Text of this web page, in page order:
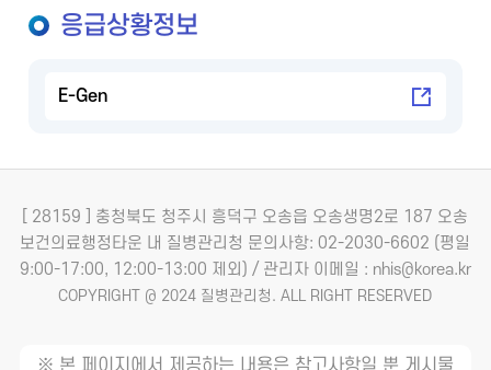
응급상황정보
E-Gen
[ 28159 ] 충청북도 청주시 흥덕구 오송읍 오송생명2로 187 오송
보건의료행정타운 내 질병관리청 문의사항: 02-2030-6602 (평일
9:00-17:00, 12:00-13:00 제외) / 관리자 이메일 : nhis@korea.kr
COPYRIGHT @ 2024 질병관리청. ALL RIGHT RESERVED
※ 본 페이지에서 제공하는 내용은 참고사항일 뿐 게시물